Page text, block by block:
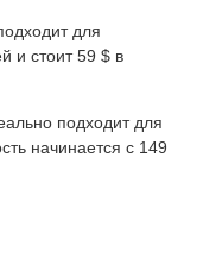
для
и стоит 59 $ в
подходит для
начинается с 149